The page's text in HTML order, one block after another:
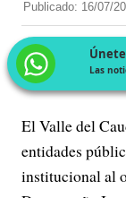
Publicado: 16/07/
Las
El Valle del
entidades
institucional al